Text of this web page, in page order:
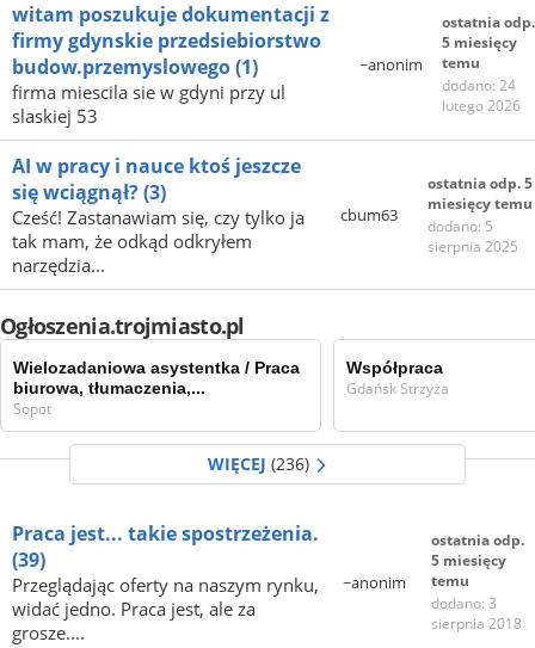
witam poszukuje dokumentacji z
firmy gdynskie przedsiebiorstwo
budow.przemyslowego(1)
firma miescila sie w gdyni przy ul
slaskiej 53
~anonim
ostatnia odp.
5 miesięcy
temu
dodano: 24
lutego 2026
AI w pracy i nauce ktoś jeszcze
się wciągnął?(3)
Cześć! Zastanawiam się, czy tylko ja
tak mam, że odkąd odkryłem
narzędzia...
cbum63
ostatnia odp. 5
miesięcy temu
dodano: 5
sierpnia 2025
Ogłoszenia.trojmiasto.pl
Wielozadaniowa asystentka / Praca
biurowa, tłumaczenia,...
Sopot
Współpraca
Gdańsk Strzyża
WIĘCEJ (236)
Praca jest... takie spostrzeżenia.
(39)
Przeglądając oferty na naszym rynku,
widać jedno. Praca jest, ale za
grosze....
~anonim
ostatnia odp.
5 miesięcy
temu
dodano: 3
sierpnia 2018